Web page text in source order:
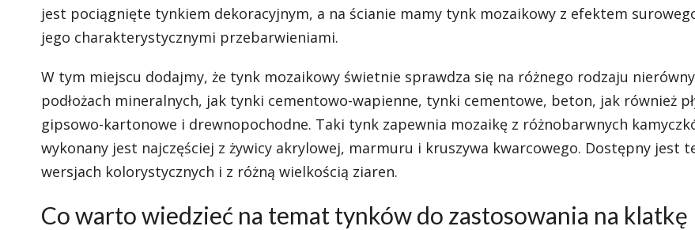
jest pociągnięte tynkiem dekoracyjnym, a na ścianie mamy tynk mozaikowy z efektem
jego charakterystycznymi przebarwieniami.
W tym miejscu dodajmy, że tynk mozaikowy świetnie sprawdza się na różnego rodzaju
podłożach mineralnych, jak tynki cementowo-wapienne, tynki cementowe, beton, jak również
gipsowo-kartonowe i drewnopochodne. Taki tynk zapewnia mozaikę z różnobarwnych
wykonany jest najczęściej z żywicy akrylowej, marmuru i kruszywa kwarcowego. Dostępny jest
wersjach kolorystycznych i z różną wielkością ziaren.
Co warto wiedzieć na temat tynków do zastosowania na klatkę